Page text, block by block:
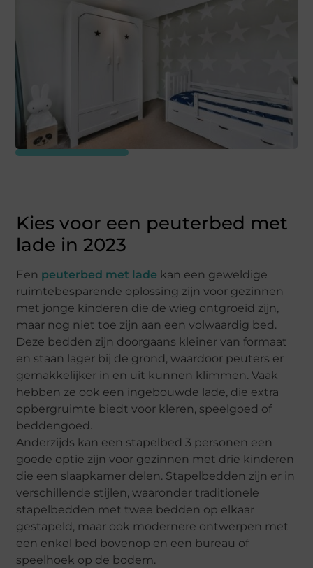
Kies voor een peuterbed met
lade in 2023
Een peuterbed met lade kan een geweldige
ruimtebesparende oplossing zijn voor gezinnen
met jonge kinderen die de wieg ontgroeid zijn,
maar nog niet toe zijn aan een volwaardig bed.
Deze bedden zijn doorgaans kleiner van formaat
en staan lager bij de grond, waardoor peuters er
gemakkelijker in en uit kunnen klimmen. Vaak
hebben ze ook een ingebouwde lade, die extra
opbergruimte biedt voor kleren, speelgoed of
beddengoed.
Anderzijds kan een stapelbed 3 personen een
goede optie zijn voor gezinnen met drie kinderen
die een slaapkamer delen. Stapelbedden zijn er in
verschillende stijlen, waaronder traditionele
stapelbedden met twee bedden op elkaar
gestapeld, maar ook modernere ontwerpen met
een enkel bed bovenop en een bureau of
speelhoek op de bodem.